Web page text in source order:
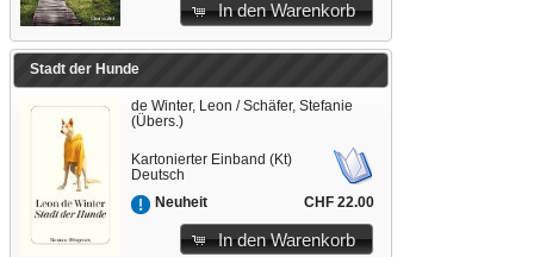
In den Warenkorb
Stadt der Hunde
de Winter, Leon / Schäfer, Stefanie
(Übers.)
Kartonierter Einband (Kt)
Deutsch
Neuheit
CHF 22.00
In den Warenkorb